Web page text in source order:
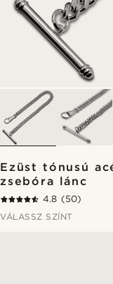
Ezüst tónusú
zsebóra lánc
4.8 (50)
VÁLASSZ SZÍNT